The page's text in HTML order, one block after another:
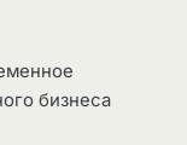
бизнеса